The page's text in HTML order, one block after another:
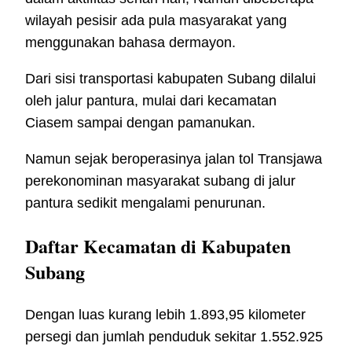
wilayah pesisir ada pula masyarakat yang
menggunakan bahasa dermayon.
Dari sisi transportasi kabupaten Subang dilalui
oleh jalur pantura, mulai dari kecamatan
Ciasem sampai dengan pamanukan.
Namun sejak beroperasinya jalan tol Transjawa
perekonominan masyarakat subang di jalur
pantura sedikit mengalami penurunan.
Daftar Kecamatan di Kabupaten
Subang
Dengan luas kurang lebih 1.893,95 kilometer
persegi dan jumlah penduduk sekitar 1.552.925